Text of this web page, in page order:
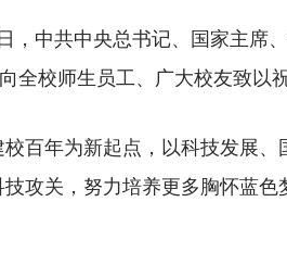
中共中央总书记、国家主席
校师生员工、广大校友致以祝
年为新起点，以科技发展、
攻关，努力培养更多胸怀蓝